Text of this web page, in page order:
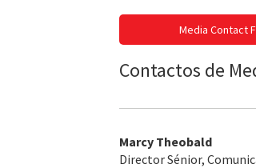
Media Contact
Contactos de
Marcy Theobald
Director Sénior,